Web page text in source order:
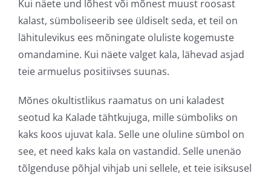
Kui näete und lõhest või mõnest muust roosast
kalast, sümboliseerib see üldiselt seda, et teil on
lähitulevikus ees mõningate oluliste kogemuste
omandamine. Kui näete valget kala, lähevad asjad
teie armuelus positiivses suunas.
Mõnes okultistlikus raamatus on uni kaladest
seotud ka Kalade tähtkujuga, mille sümboliks on
kaks koos ujuvat kala. Selle une oluline sümbol on
see, et need kaks kala on vastandid. Selle unenäo
tõlgenduse põhjal vihjab uni sellele, et teie isiksusel